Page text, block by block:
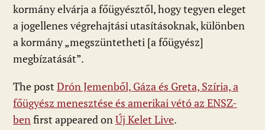
kormány elvárja a főügyésztől, hogy tegyen eleget
a jogellenes végrehajtási utasításoknak, különben
a kormány „megszüntetheti [a főügyész]
megbízatását”.
The post Drón Jemenből, Gáza és Greta, Szíria, a
főügyész menesztése és amerikai vétó az ENSZ-
benfirst appeared onÚj Kelet Live.